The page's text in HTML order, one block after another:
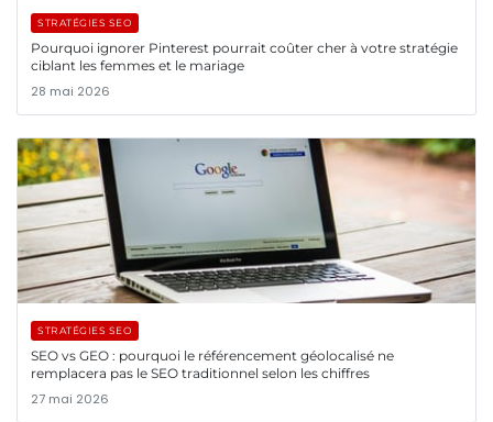
STRATÉGIES SEO
Pourquoi ignorer Pinterest pourrait coûter cher à votre stratégie
ciblant les femmes et le mariage
28 mai 2026
STRATÉGIES SEO
SEO vs GEO : pourquoi le référencement géolocalisé ne
remplacera pas le SEO traditionnel selon les chiffres
27 mai 2026